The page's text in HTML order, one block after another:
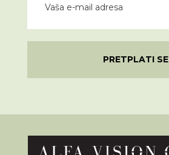
PRETPLATI SE